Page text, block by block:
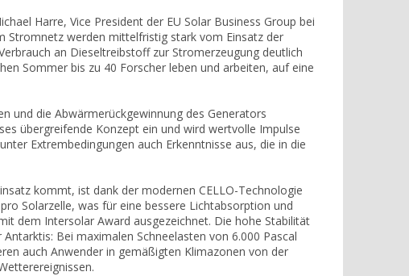
Harre, Vice President der EU Solar Business Group bei
Stromnetz werden mittelfristig stark vom Einsatz der
an Dieseltreibstoff zur Stromerzeugung deutlich
Sommer bis zu 40 Forscher leben und arbeiten, auf eine
und die Abwärmerückgewinnung des Generators
übergreifende Konzept ein und wird wertvolle Impulse
Extrembedingungen auch Erkenntnisse aus, die in die
kommt, ist dank der modernen CELLO-Technologie
Solarzelle, was für eine bessere Lichtabsorption und
dem Intersolar Award ausgezeichnet. Die hohe Stabilität
Bei maximalen Schneelasten von 6.000 Pascal
auch Anwender in gemäßigten Klimazonen von der